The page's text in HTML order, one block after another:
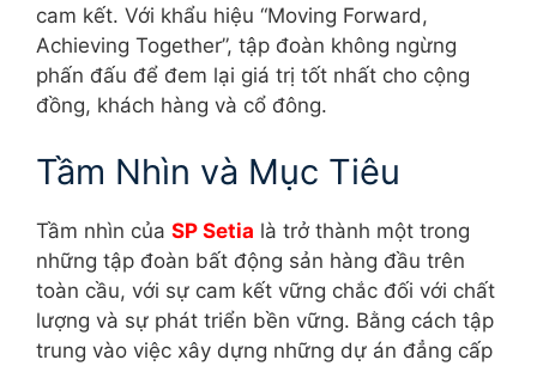
cam kết. Với khẩu hiệu “Moving Forward,
Achieving Together”, tập đoàn không ngừng
phấn đấu để đem lại giá trị tốt nhất cho cộng
đồng, khách hàng và cổ đông.
Tầm Nhìn và Mục Tiêu
Tầm nhìn của SP Setia là trở thành một trong
những tập đoàn bất động sản hàng đầu trên
toàn cầu, với sự cam kết vững chắc đối với chất
lượng và sự phát triển bền vững. Bằng cách tập
trung vào việc xây dựng những dự án đẳng cấp